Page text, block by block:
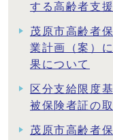
する高齢者支
茂原市高齢者
業計画（案）
果について
区分支給限度
被保険者証の
茂原市高齢者